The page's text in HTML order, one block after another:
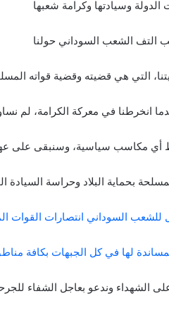
الدولة وسيادتها وكرامة شعبها
التف الشعب السوداني حولنا
التي هي قضيته وقضية قواته
انخرطنا في معركة الكرامة، لم
أي مكاسب سياسية، وسنبقى على
بحماية البلاد وحراسة السيادة
للشعب السوداني انتصارات القوات
لها في كل الجبهات بكافة
الشهداء وندعو بعاجل الشفاء